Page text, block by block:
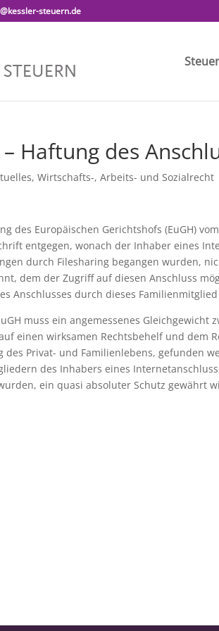
steuern.de
Haftung des
,Wirtschafts-, Arbeits- und Sozialrecht
des Europäischen Gerichtshofs (EuGH)
entgegen, wonach der Inhaber eines
durch Filesharing begangen wurden,
dem der Zugriff auf diesen Anschluss
Anschlusses durch dieses
muss ein angemessenes
einen wirksamen Rechtsbehelf und dem
des Privat- und Familienlebens, gefunden
des Inhabers eines
ein quasi absoluter Schutz gewährt